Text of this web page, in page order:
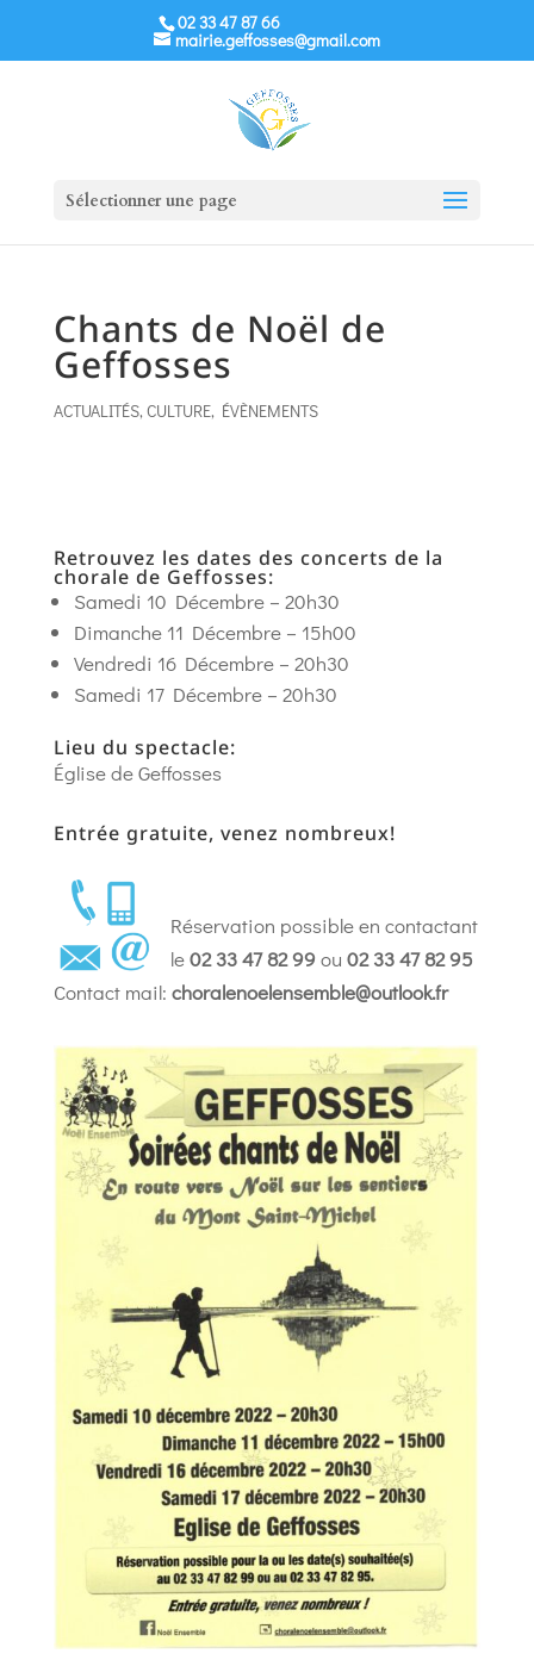
02 33 47 87 66
mairie.geffosses@gmail.com
Sélectionner une page
Chants de Noël de
Geffosses
ACTUALITÉS,CULTURE, ÉVÈNEMENTS
Retrouvez les dates des concerts de la
chorale de Geffosses:
Samedi 10 Décembre – 20h30
Dimanche 11 Décembre – 15h00
Vendredi 16 Décembre – 20h30
Samedi 17 Décembre – 20h30
Lieu du spectacle:
Église de Geffosses
Entrée gratuite, venez nombreux!
Réservation possible en contactant
le02 33 47 82 99 ou 02 33 47 82 95
Contact mail: choralenoelensemble@outlook.fr